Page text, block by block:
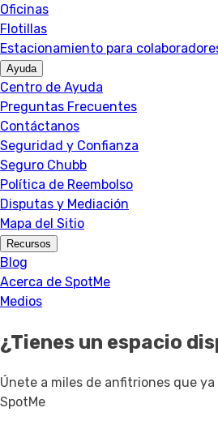
Oficinas
Flotillas
Estacionamiento para
Ayuda
Centro de Ayuda
Preguntas Frecuentes
Contáctanos
Seguridad y Confianza
Seguro Chubb
Política de Reembolso
Disputas y Mediación
Mapa del Sitio
Recursos
Blog
Acerca de SpotMe
Medios
¿Tienes un espacio
Únete a miles de anfitriones que
SpotMe